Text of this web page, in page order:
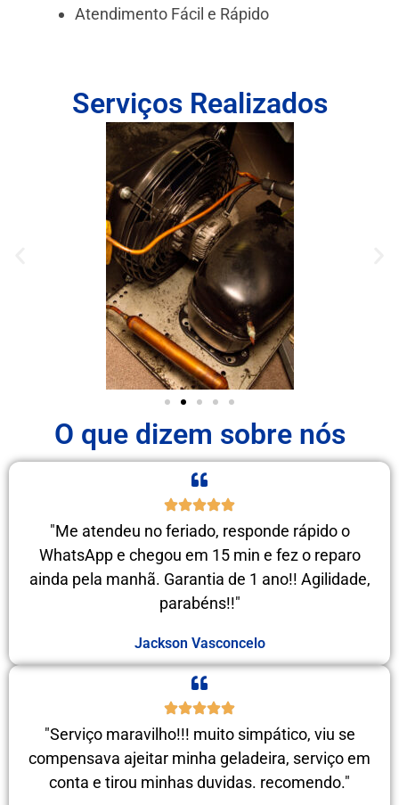
Atendimento Fácil e Rápido
Serviços Realizados
O que dizem sobre nós
"Me atendeu no feriado, responde rápido o
WhatsApp e chegou em 15 min e fez o reparo
ainda pela manhã. Garantia de 1 ano!! Agilidade,
parabéns!!"
Jackson Vasconcelo
"Serviço maravilho!!! muito simpático, viu se
compensava ajeitar minha geladeira, serviço em
conta e tirou minhas duvidas. recomendo."